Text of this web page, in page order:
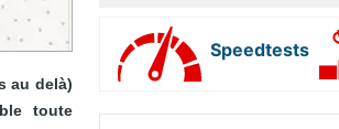
au delà)
toute
Speedtests